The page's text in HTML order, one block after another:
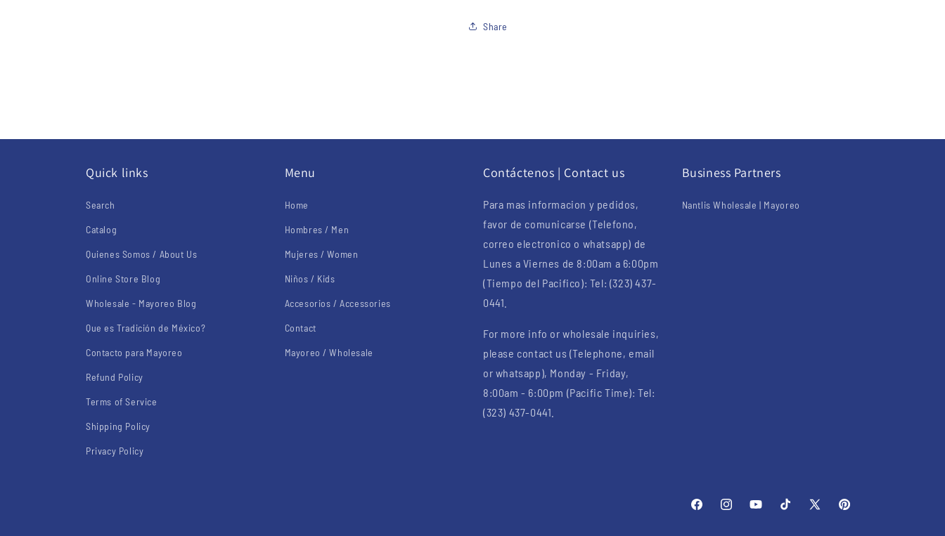
Share
Quick links
Search
Catalog
Quienes Somos / About Us
Online Store Blog
Wholesale - Mayoreo Blog
Que es Tradición de México?
Contacto para Mayoreo
Refund Policy
Terms of Service
Shipping Policy
Privacy Policy
Menu
Home
Hombres / Men
Mujeres / Women
Niños / Kids
Accesorios / Accessories
Contact
Mayoreo / Wholesale
Contáctenos | Contact us
Para mas informacion y pedidos,
favor de comunicarse (Telefono,
correo electronico o whatsapp) de
Lunes a Viernes de 8:00am a 6:00pm
(Tiempo del Pacifico): Tel: (323) 437-
0441.
For more info or wholesale inquiries,
please contact us (Telephone, email
or whatsapp), Monday - Friday,
8:00am - 6:00pm (Pacific Time): Tel:
(323) 437-0441.
Business Partners
Nantlis Wholesale | Mayoreo
FacebookInstagramYouTubeTikTok
X
Pinterest